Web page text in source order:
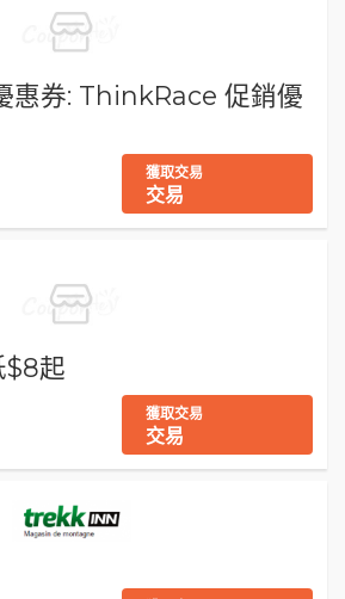
惠券: ThinkRace 促銷優
獲取交易
交易
$8起
獲取交易
交易